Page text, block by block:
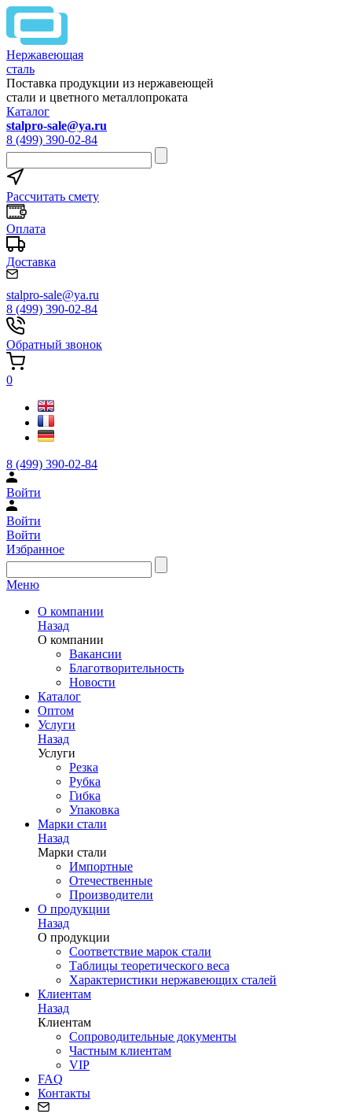
Нержавеющая
сталь
Поставка продукции из нержавеющей
стали и цветного металлопроката
Каталог
stalpro-sale@ya.ru
8 (499) 390-02-84
Рассчитать смету
Оплата
Доставка
stalpro-sale@ya.ru
8 (499) 390-02-84
Обратный звонок
0
8 (499) 390-02-84
Войти
Войти
Войти
Избранное
Меню
О компании
Назад
О компании
Вакансии
Благотворительность
Новости
Каталог
Оптом
Услуги
Назад
Услуги
Резка
Рубка
Гибка
Упаковка
Марки стали
Назад
Марки стали
Импортные
Отечественные
Производители
О продукции
Назад
О продукции
Соответствие марок стали
Таблицы теоретического веса
Характеристики нержавеющих сталей
Клиентам
Назад
Клиентам
Сопроводительные документы
Частным клиентам
VIP
FAQ
Контакты